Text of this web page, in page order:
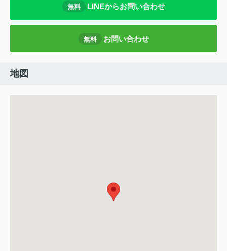
無料 LINEからお問い合わせ
無料 お問い合わせ
地図